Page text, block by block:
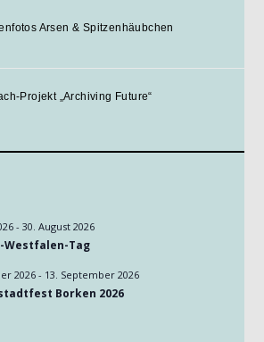
Arsen & Spitzenhäubchen
Projekt „Archiving Future“
-30. August 2026
Westfalen-Tag
2026 - 13. September 2026
Borken 2026